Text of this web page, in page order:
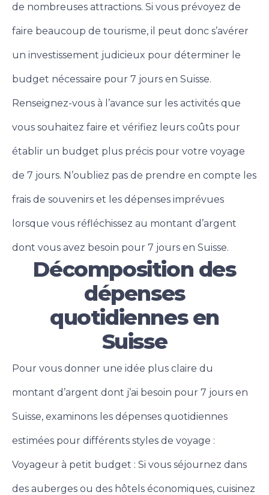
de nombreuses attractions. Si vous prévoyez de
faire beaucoup de tourisme, il peut donc s’avérer
un investissement judicieux pour déterminer le
budget nécessaire pour 7 jours en Suisse.
Renseignez-vous à l’avance sur les activités que
vous souhaitez faire et vérifiez leurs coûts pour
établir un budget plus précis pour votre voyage
de 7 jours. N’oubliez pas de prendre en compte les
frais de souvenirs et les dépenses imprévues
lorsque vous réfléchissez au montant d’argent
dont vous avez besoin pour 7 jours en Suisse.
Décomposition des
dépenses
quotidiennes en
Suisse
Pour vous donner une idée plus claire du
montant d’argent dont j’ai besoin pour 7 jours en
Suisse, examinons les dépenses quotidiennes
estimées pour différents styles de voyage :
Voyageur à petit budget : Si vous séjournez dans
des auberges ou des hôtels économiques, cuisinez